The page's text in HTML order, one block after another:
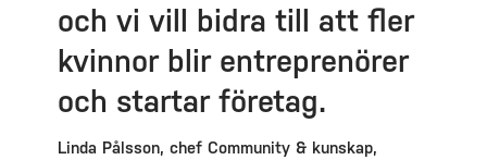
och vi vill bidra till att fler
kvinnor blir entreprenörer
och startar företag.
Linda Pålsson, chef Community & kunskap,